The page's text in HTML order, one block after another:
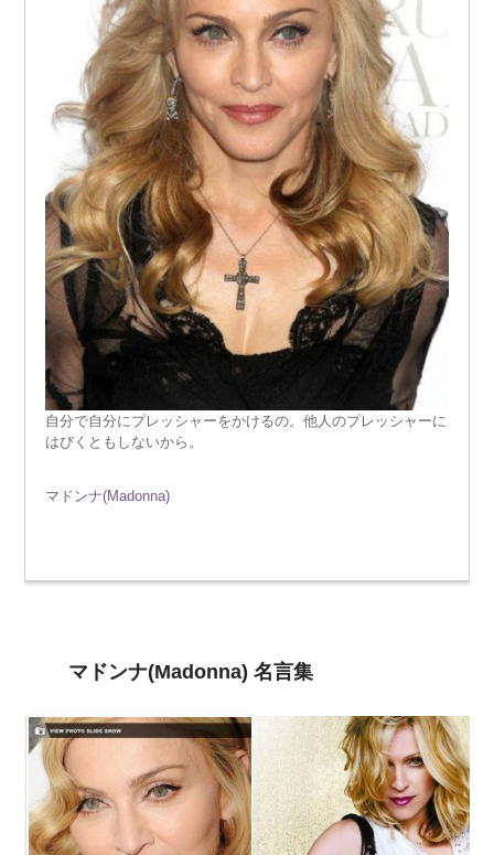
自分で自分にプレッシャーをかけるの。他人のプレッシャーに
はびくともしないから。
マドンナ(Madonna)
マドンナ(Madonna) 名言集